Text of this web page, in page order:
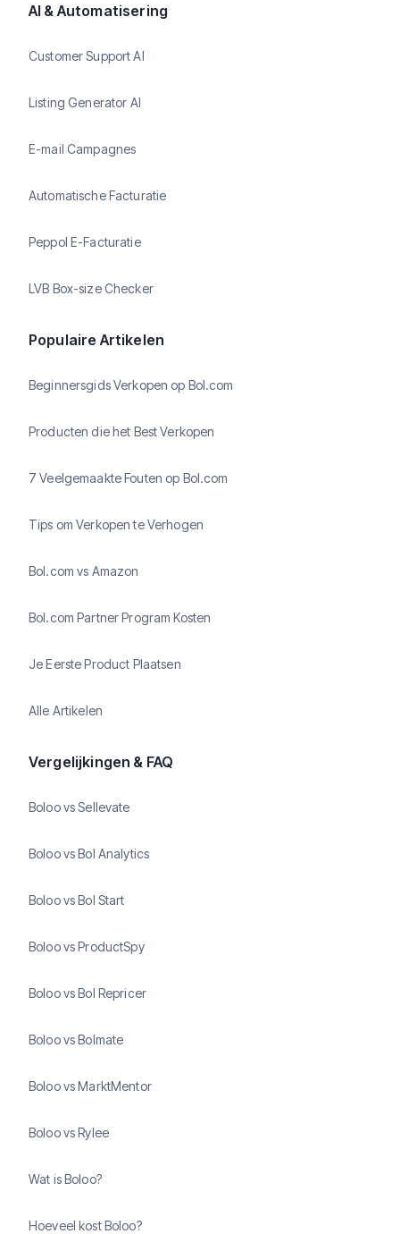
AI & Automatisering
Customer Support AI
Listing Generator AI
E-mail Campagnes
Automatische Facturatie
Peppol E-Facturatie
LVB Box-size Checker
Populaire Artikelen
Beginnersgids Verkopen op Bol.com
Producten die het Best Verkopen
7 Veelgemaakte Fouten op Bol.com
Tips om Verkopen te Verhogen
Bol.com vs Amazon
Bol.com Partner Program Kosten
Je Eerste Product Plaatsen
Alle Artikelen
Vergelijkingen & FAQ
Boloo vs Sellevate
Boloo vs Bol Analytics
Boloo vs Bol Start
Boloo vs ProductSpy
Boloo vs Bol Repricer
Boloo vs Bolmate
Boloo vs MarktMentor
Boloo vs Rylee
Wat is Boloo?
Hoeveel kost Boloo?